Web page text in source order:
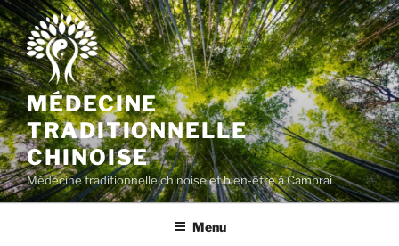
MÉDECINE
TRADITIONNELLE
CHINOISE
Médecine traditionnelle chinoise et bien-être à Cambrai
Menu